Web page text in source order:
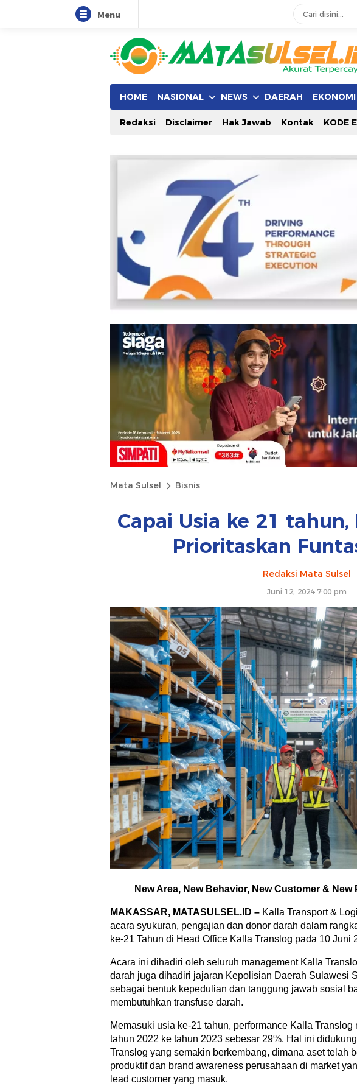
Menu
HOME NASIONAL NEWS DAERAH EKONOMI
Redaksi Disclaimer Hak Jawab Kontak KODE
Mata Sulsel Bisnis
Capai Usia ke 21
Prioritaskan
Redaksi Mata Sulsel
Juni 12, 2024 7:00 pm
New Area, New Behavior, New Customer & New
MAKASSAR, MATASULSEL.ID – Kalla Transport &
acara syukuran, pengajian dan donor darah dalam
ke-21 Tahun di Head Office Kalla Translog pada 10 Juni
Acara ini dihadiri oleh seluruh management Kalla
darah juga dihadiri jajaran Kepolisian Daerah Sulawesi
sebagai bentuk kepedulian dan tanggung jawab sosial
membutuhkan transfuse darah.
Memasuki usia ke-21 tahun, performance Kalla
tahun 2022 ke tahun 2023 sebesar 29%. Hal ini
Translog yang semakin berkembang, dimana aset telah
produktif dan brand awareness perusahaan di market
lead customer yang masuk.